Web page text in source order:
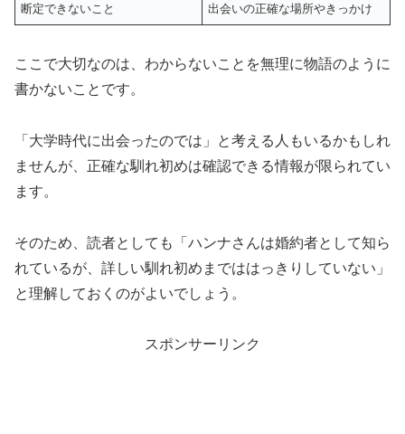
断定できないこと 出会いの正確な場所やきっかけ
ここで大切なのは、わからないことを無理に物語のように
書かないことです。
「大学時代に出会ったのでは」と考える人もいるかもしれ
ませんが、正確な馴れ初めは確認できる情報が限られてい
ます。
そのため、読者としても「ハンナさんは婚約者として知ら
れているが、詳しい馴れ初めまでははっきりしていない」
と理解しておくのがよいでしょう。
スポンサーリンク